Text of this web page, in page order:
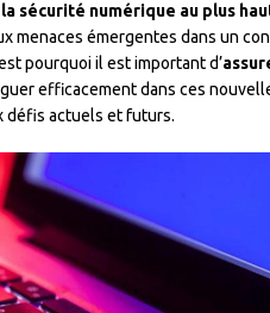
la sécurité numérique au plus
menaces émergentes dans un
pourquoi il est important d’
efficacement dans ces
défis actuels et futurs.